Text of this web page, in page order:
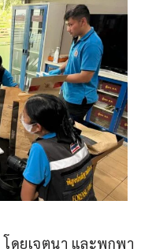
ดยเจตนา และพกพา